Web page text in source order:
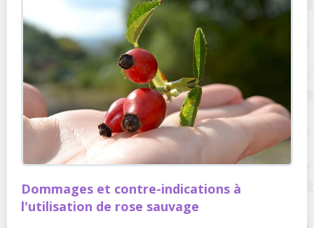
Dommages et contre-indications à
l'utilisation de rose sauvage